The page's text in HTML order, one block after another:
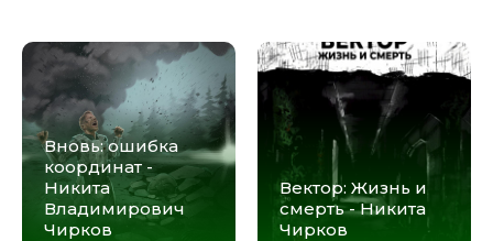
Вновь: ошибка
координат -
Никита
Владимирович
Чирков
Вектор: Жизнь и
смерть - Никита
Чирков